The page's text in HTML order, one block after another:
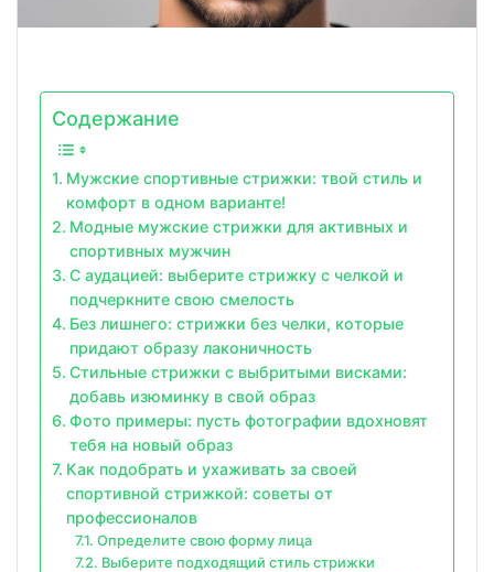
Содержание
Мужские спортивные стрижки: твой стиль и
комфорт в одном варианте!
Модные мужские стрижки для активных и
спортивных мужчин
С аудацией: выберите стрижку с челкой и
подчеркните свою смелость
Без лишнего: стрижки без челки, которые
придают образу лаконичность
Стильные стрижки с выбритыми висками:
добавь изюминку в свой образ
Фото примеры: пусть фотографии вдохновят
тебя на новый образ
Как подобрать и ухаживать за своей
спортивной стрижкой: советы от
профессионалов
Определите свою форму лица
Выберите подходящий стиль стрижки